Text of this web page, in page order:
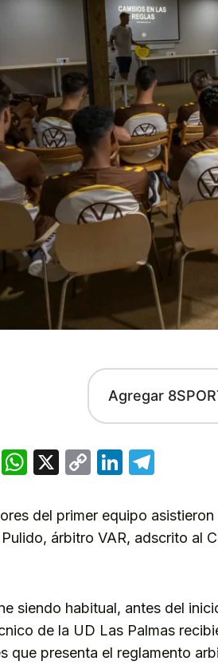
Agregar
EmailWhatsApp
X
CopyLinkedIn
del primer equipo
árbitro VAR, adscrito al
siendo habitual, antes del
de la UD Las Palmas
que presenta el reglamento